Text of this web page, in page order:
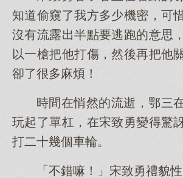
知道偷窺了我方多少機密，可
沒有流露出半點要逃跑的意思
以一槍把他打傷，然後再把他
卻了很多麻煩！
時間在悄然的流逝，鄂三
玩起了單杠，在宋致勇變得驚
打二十幾個車輪。
「不錯嘛！」宋致勇禮貌